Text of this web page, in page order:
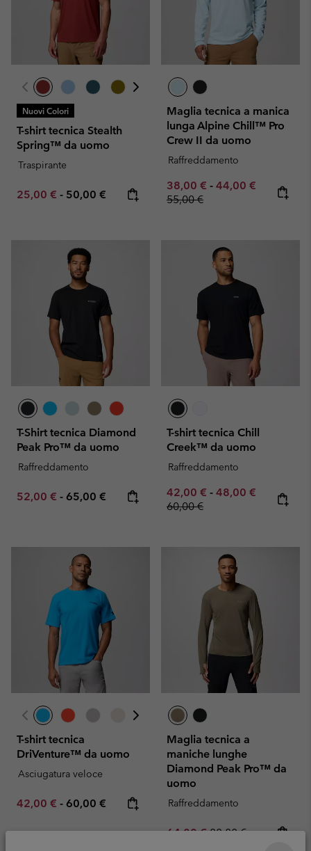
Nuovi Colori
T-shirt tecnica Stealth
Spring™ da uomo
Traspirante
Minimum sale price:
25,00 € - Maximum price:
50,00 €
Maglia tecnica a manica
lunga Alpine Chill™ Pro
Crew II da uomo
Raffreddamento
Minimum sale price:
38,00 € - Maximum sale
44,00 € Regular
55,00 €
T-Shirt tecnica Diamond
Peak Pro™ da uomo
Raffreddamento
Minimum sale price:
52,00 € - Maximum price:
65,00 €
T-shirt tecnica Chill
Creek™ da uomo
Raffreddamento
Minimum sale price:
42,00 € - Maximum sale
48,00 € Regular
60,00 €
T-shirt tecnica
DriVenture™ da uomo
Asciugatura veloce
Minimum sale price:
42,00 € - Maximum price:
60,00 €
Maglia tecnica a
maniche lunghe
Diamond Peak Pro™ da
uomo
Raffreddamento
Sale price:
64,00 €Regular price:
80,00 €